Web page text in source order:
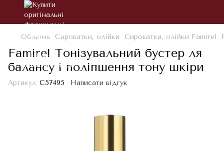
Обличчя Сироватки, олійки Сироватки, олійки Famirel
Famirel Тонізувальний бустер ля
балансу і поліпшення тону шкіри
Артикул: С57495 Написати відгук